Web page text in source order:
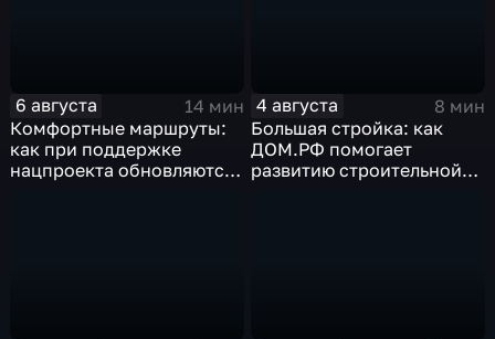
6 августа
14 мин
Комфортные маршруты:
как при поддержке
нацпроекта обновляются
4 августа
8 мин
Большая стройка: как
ДОМ.РФ помогает
развитию строительной